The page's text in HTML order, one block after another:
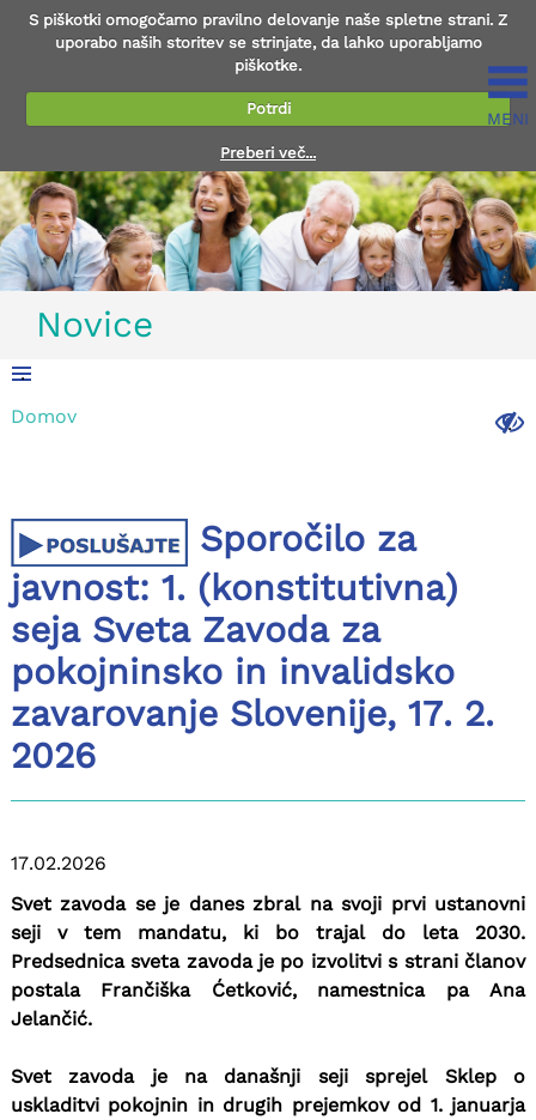
S piškotki omogočamo pravilno delovanje naše spletne strani. Z
uporabo naših storitev se strinjate, da lahko uporabljamo
piškotke.
Potrdi
Preberi več...
MENI
Novice
.
.
Domov
Sporočilo za
javnost: 1. (konstitutivna)
seja Sveta Zavoda za
pokojninsko in invalidsko
zavarovanje Slovenije, 17. 2.
2026
17.02.2026
Svet zavoda se je danes zbral na svoji prvi ustanovni
seji v tem mandatu, ki bo trajal do leta 2030.
Predsednica sveta zavoda je po izvolitvi s strani članov
postala Frančiška Ćetković, namestnica pa Ana
Jelančić.
Svet zavoda je na današnji seji sprejel Sklep o
uskladitvi pokojnin in drugih prejemkov od 1. januarja